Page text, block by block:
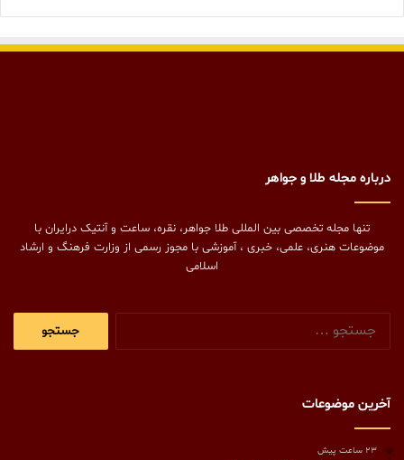
درباره مجله طلا و جواهر
تنها مجله تخصصی بین المللی طلا جواهر، نقره، ساعت و آنتیک درایران با
موضوعات هنری، علمی، خبری ، آموزشی با مجوز رسمی از وزارت فرهنگ و ارشاد
اسلامی
آخرین موضوعات
23 ساعت پیش